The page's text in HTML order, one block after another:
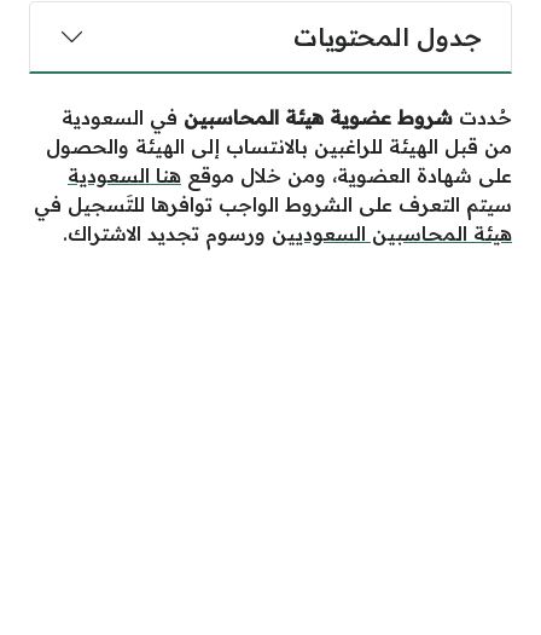
جدول المحتويات
حُددت شروط عضوية هيئة المحاسبين في السعودية
من قبل الهيئة للراغبين بالانتساب إلى الهيئة والحصول
على شهادة العضوية، ومن خلال موقع هنا السعودية
سيتم التعرف على الشروط الواجب توافرها للتَسجيل في
هيئة المحاسبين السعوديين ورسوم تجديد الاشتراك.